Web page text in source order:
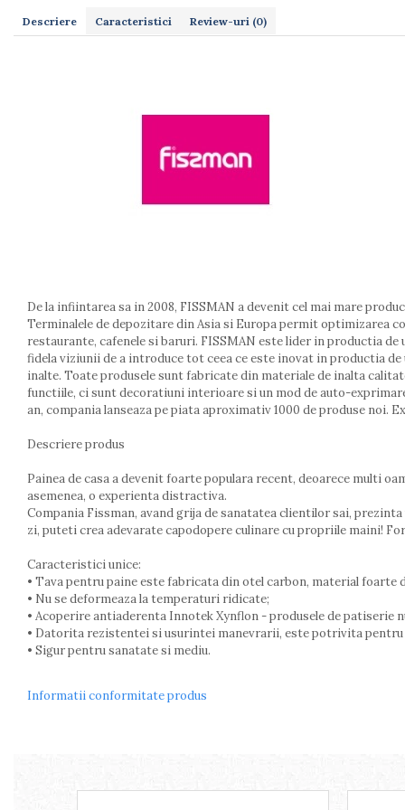
Etajere
Site
Strecuratori
Tocatoare de bucatarie
Adaptor plita
Aprinzatoare aragaz
Arzatoare
Cantare de bucatarie
Mixere
Odorizant frigider
Pensule bucatarie
Seturi cutite
Ustensile de masurat
Ustensile fragezire carne
Ustensile gatire la aburi
Vase pentru gatit
Descriere Caracteristici Review-uri (0)
De la infiintarea sa in 2008, FISSMAN a devenit cel mai mare
Terminalele de depozitare din Asia si Europa permit optimizarea
restaurante, cafenele si baruri. FISSMAN este lider in productia
fidela viziunii de a introduce tot ceea ce este inovat in productia
inalte. Toate produsele sunt fabricate din materiale de inalta
functiile, ci sunt decoratiuni interioare si un mod de auto-
an, compania lanseaza pe piata aproximativ 1000 de produse noi.
Descriere produs
Painea de casa a devenit foarte populara recent, deoarece multi
asemenea, o experienta distractiva.
Compania Fissman, avand grija de sanatatea clientilor sai,
zi, puteti crea adevarate capodopere culinare cu propriile maini!
Caracteristici unice:
• Tava pentru paine este fabricata din otel carbon, material foarte
• Nu se deformeaza la temperaturi ridicate;
• Acoperire antiaderenta Innotek Xynflon - produsele de
• Datorita rezistentei si usurintei manevrarii, este potrivita pentru
• Sigur pentru sanatate si mediu.
Informatii conformitate produs